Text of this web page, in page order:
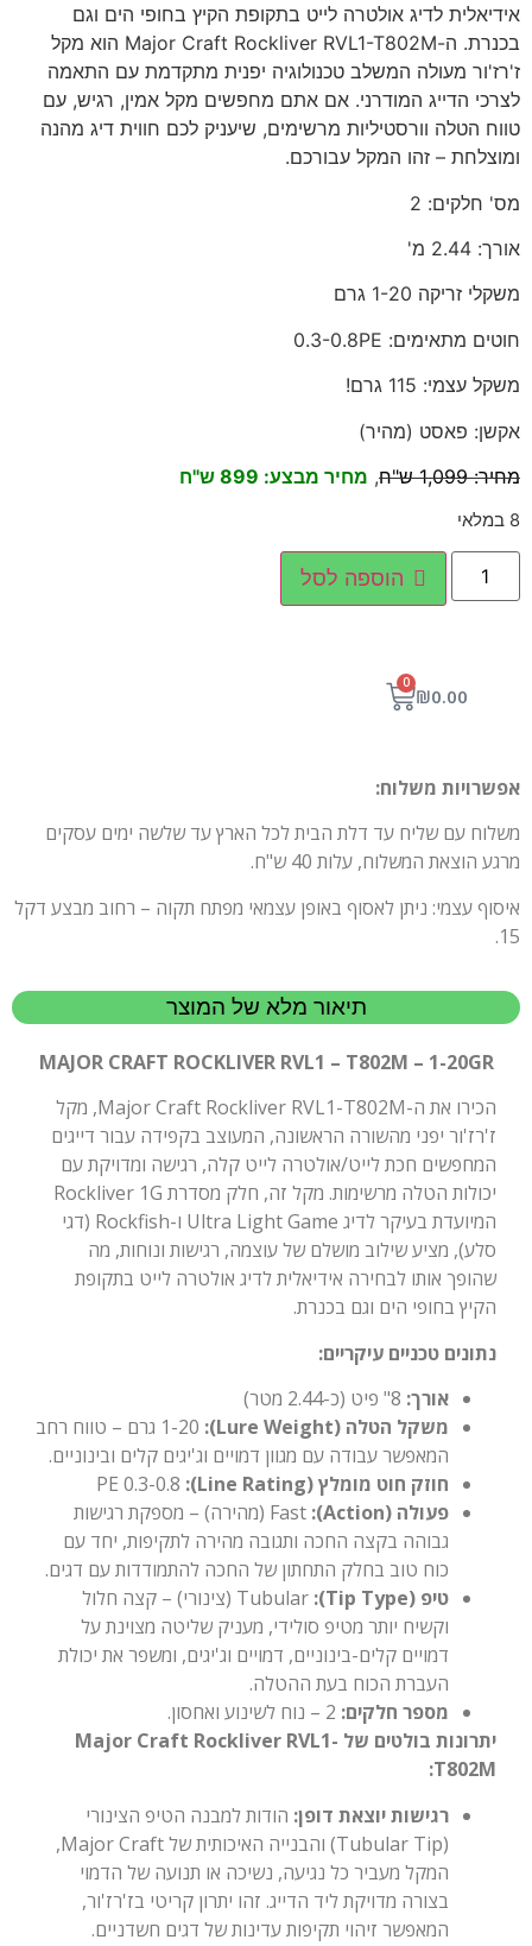
אידיאלית לדיג אולטרה לייט בתקופת הקיץ בחופי הים וגם
בכנרת. ה-Major Craft Rockliver RVL1-T802M הוא מקל
ז'רז'ור מעולה המשלב טכנולוגיה יפנית מתקדמת עם התאמה
לצרכי הדייג המודרני. אם אתם מחפשים מקל אמין, רגיש, עם
טווח הטלה וורסטיליות מרשימים, שיעניק לכם חווית דיג מהנה
ומוצלחת – זהו המקל עבורכם.
מס' חלקים: 2
אורך: 2.44 מ
'
משקלי זריקה 1-20 גרם
חוטים מתאימים: 0.3-0.8PE
משקל עצמי: 115 גרם!
אקשן: פאסט (מהיר)
מחיר: 1,099 ש"ח
, מחיר מבצע: 899 ש"ח
8 במלאי
הוספה לסל
₪0.00
0
אפשרויות משלוח:
משלוח עם שליח עד דלת הבית לכל הארץ עד שלשה ימים עסקים
מרגע הוצאת המשלוח, עלות 40 ש"ח.
איסוף עצמי: ניתן לאסוף באופן עצמאי מפתח תקוה – רחוב מבצע דקל
15.
תיאור מלא של המוצר
MAJOR CRAFT ROCKLIVER RVL1 – T802M – 1-20GR
הכירו את ה-Major Craft Rockliver RVL1-T802M, מקל
ז'רז'ור יפני מהשורה הראשונה, המעוצב בקפידה עבור דייגים
המחפשים חכת לייט/אולטרה לייט קלה, רגישה ומדויקת עם
יכולות הטלה מרשימות. מקל זה, חלק מסדרת Rockliver 1G
המיועדת בעיקר לדיג Ultra Light Game ו-Rockfish (דגי
סלע), מציע שילוב מושלם של עוצמה, רגישות ונוחות, מה
שהופך אותו לבחירה אידיאלית לדיג אולטרה לייט בתקופת
הקיץ בחופי הים וגם בכנרת.
נתונים טכניים עיקריים:
אורך:
משקל הטלה (Lure Weight):
1-20 גרם – טווח רחב
המאפשר עבודה עם מגוון דמויים וג'יגים קלים ובינוניים.
חוזק חוט מומלץ (Line Rating):
פעולה (Action):
Fast (מהירה) – מספקת רגישות
גבוהה בקצה החכה ותגובה מהירה לתקיפות, יחד עם
כוח טוב בחלק התחתון של החכה להתמודדות עם דגים.
טיפ (Tip Type):
Tubular (צינורי) – קצה חלול
וקשיח יותר מטיפ סולידי, מעניק שליטה מצוינת על
דמויים קלים-בינוניים, דמויים וג'יגים, ומשפר את יכולת
העברת הכוח בעת ההטלה.
מספר חלקים:
יתרונות בולטים של Major Craft Rockliver RVL1-
T802M:
רגישות יוצאת דופן: הודות למבנה הטיפ הצינורי
(Tubular Tip) והבנייה האיכותית של Major Craft,
המקל מעביר כל נגיעה, נשיכה או תנועה של הדמוי
בצורה מדויקת ליד הדייג. זהו יתרון קריטי בז'רז'ור,
המאפשר זיהוי תקיפות עדינות של דגים חשדניים.